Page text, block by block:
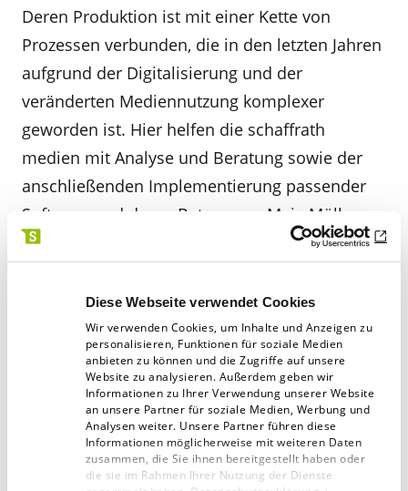
Diese Webseite verwendet Cookies
Wir verwenden Cookies, um Inhalte und Anzeigen zu
personalisieren, Funktionen für soziale Medien
anbieten zu können und die Zugriffe auf unsere
Website zu analysieren. Außerdem geben wir
Informationen zu Ihrer Verwendung unserer Website
an unsere Partner für soziale Medien, Werbung und
Analysen weiter. Unsere Partner führen diese
Informationen möglicherweise mit weiteren Daten
zusammen, die Sie ihnen bereitgestellt haben oder
die sie im Rahmen Ihrer Nutzung der Dienste
Deren Produktion ist mit einer Kette von
Prozessen verbunden, die in den letzten Jahren
aufgrund der Digitalisierung und der
veränderten Mediennutzung komplexer
geworden ist. Hier helfen die schaffrath
medien mit Analyse und Beratung sowie der
anschließenden Implementierung passender
Software und deren Betreuung. Maja Müller
erläutert die Dienstleistung am Beispiel des
Redaktionen nach dem Copy-and-paste-Prinzip
— ein Artikel wurde für die Print-Verwertung in
einem System erfasst und anschließend für die
Online-Verwertung in ein zweites System
kopiert. „Heute soll derselbe Artikel nur einmal
erfasst werden — medienneutral“, erklärt
Müller, „erst danach geht er in Richtung Web